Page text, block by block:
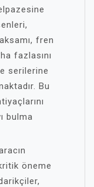
fren
fazlasını
serilerine
Bu
bulma
öneme